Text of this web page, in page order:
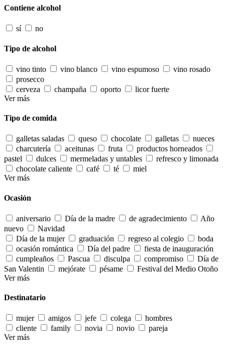
Contiene alcohol
sí no
Tipo de alcohol
vino tinto vino blanco vino espumoso
vino rosado
prosecco
cerveza
champaña oporto
licor fuerte
Ver más
Tipo de comida
galletas saladas queso chocolate galletas
nueces
charcutería
aceitunas fruta
productos horneados
pastel
dulces mermeladas y untables
refresco y limonada
chocolate caliente
café té
miel
Ver más
Ocasión
aniversario Día de la madre de agradecimiento
Año
nuevo
Navidad
Día de la mujer
graduación regreso al colegio
boda
ocasión romántica
Día del padre
fiesta de inauguración
cumpleaños
Pascua disculpa compromiso
Día de
San Valentin
mejórate pésame
Festival del Medio Otoño
Ver más
Destinatario
mujer amigos jefe colega
hombres
cliente
family novia novio
pareja
Ver más